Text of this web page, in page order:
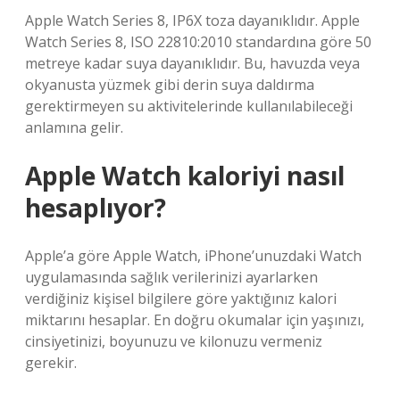
Apple Watch Series 8, IP6X toza dayanıklıdır. Apple
Watch Series 8, ISO 22810:2010 standardına göre 50
metreye kadar suya dayanıklıdır. Bu, havuzda veya
okyanusta yüzmek gibi derin suya daldırma
gerektirmeyen su aktivitelerinde kullanılabileceği
anlamına gelir.
Apple Watch kaloriyi nasıl
hesaplıyor?
Apple’a göre Apple Watch, iPhone’unuzdaki Watch
uygulamasında sağlık verilerinizi ayarlarken
verdiğiniz kişisel bilgilere göre yaktığınız kalori
miktarını hesaplar. En doğru okumalar için yaşınızı,
cinsiyetinizi, boyunuzu ve kilonuzu vermeniz
gerekir.